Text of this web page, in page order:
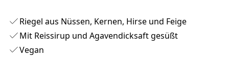
Riegel aus Nüssen, Kernen, Hirse und Feige
Mit Reissirup und Agavendicksaft gesüßt
Vegan